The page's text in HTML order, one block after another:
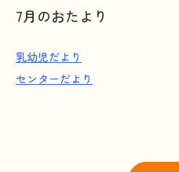
7月のおたより
乳幼児だより
センターだより